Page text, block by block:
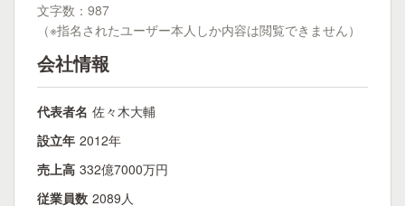
文字数：987
（※指名されたユーザー本人しか内容は閲覧できません）
会社情報
代表者名 佐々木大輔
設立年 2012年
売上高 332億7000万円
従業員数 2089人